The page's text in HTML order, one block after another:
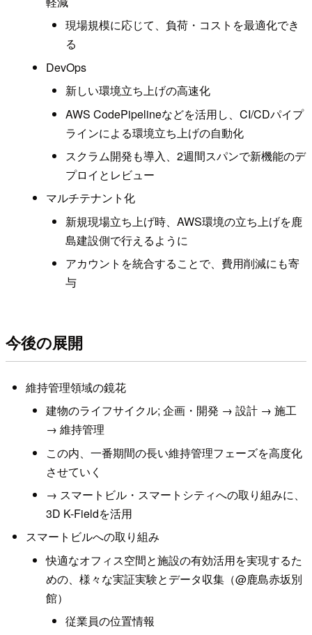
現場規模に応じて、負荷・コストを最適化でき
る
DevOps
新しい環境立ち上げの高速化
AWS CodePipelineなどを活用し、CI/CDパイプ
ラインによる環境立ち上げの自動化
スクラム開発も導入、2週間スパンで新機能のデ
プロイとレビュー
マルチテナント化
新規現場立ち上げ時、AWS環境の立ち上げを鹿
島建設側で行えるように
アカウントを統合することで、費用削減にも寄
与
今後の展開
維持管理領域の鏡花
建物のライフサイクル; 企画・開発 → 設計 → 施工
→ 維持管理
この内、一番期間の長い維持管理フェーズを高度化
させていく
→ スマートビル・スマートシティへの取り組みに、
3D K-Fieldを活用
スマートビルへの取り組み
快適なオフィス空間と施設の有効活用を実現するた
めの、様々な実証実験とデータ収集（@鹿島赤坂別
館）
従業員の位置情報